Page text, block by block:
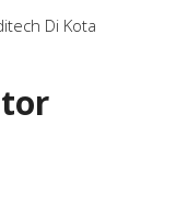
Di Kota